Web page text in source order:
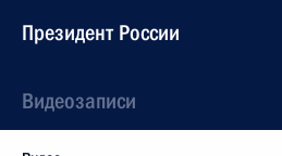
Президент России
Видеозаписи